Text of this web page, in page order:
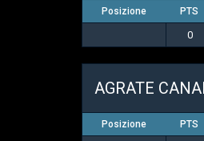
Posizione PTS
0
AGRATE
Posizione PTS